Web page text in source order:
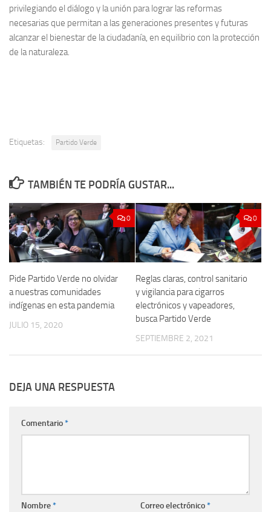
privilegiando el diálogo y la unión para lograr las reformas
necesarias que permitan a las generaciones presentes y futuras
alcanzar el bienestar de la ciudadanía, en equilibrio con la protección
de la naturaleza.
Etiquetas: Partido Verde
TAMBIÉN TE PODRÍA GUSTAR...
0
Pide Partido Verde no olvidar
a nuestras comunidades
indígenas en esta pandemia
JULIO 15, 2020
0
Reglas claras, control sanitario
y vigilancia para cigarros
electrónicos y vapeadores,
busca Partido Verde
SEPTIEMBRE 2, 2021
DEJA UNA RESPUESTA
Comentario*
Nombre* Correo electrónico*